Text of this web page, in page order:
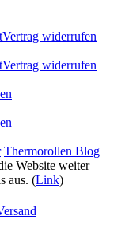
Vertrag widerrufen
Vertrag widerrufen
Thermorollen Blog
Website weiter
aus. (Link)